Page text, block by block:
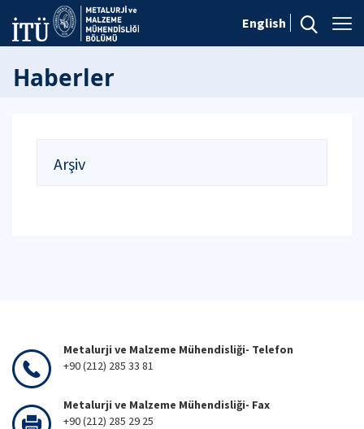
English
Haberler
Arşiv
Metalurji ve Malzeme Mühendisliği- Telefon
+90 (212) 285 33 81
Metalurji ve Malzeme Mühendisliği- Fax
+90 (212) 285 29 25